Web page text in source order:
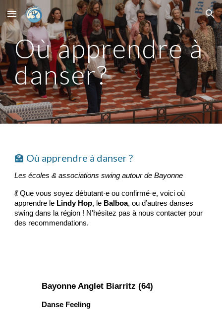
Skip to main content Skip to navigation
Où apprendre à
danser?
🏫 Où apprendre à danser ?
Les écoles & associations swing autour de Bayonne
💃 Que vous soyez débutant·e ou confirmé·e, voici où
apprendre le Lindy Hop, le Balboa, ou d’autres danses
swing dans la région ! N'hésitez pas à nous contacter pour
des recommendations.
Bayonne Anglet Biarritz (64)
Danse Feeling